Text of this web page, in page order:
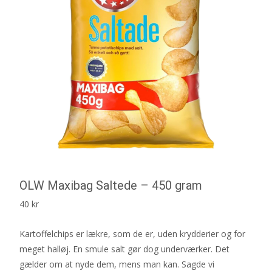
OLW Maxibag Saltede – 450 gram
40 kr
Kartoffelchips er lækre, som de er, uden krydderier og for
meget halløj. En smule salt gør dog underværker. Det
gælder om at nyde dem, mens man kan. Sagde vi